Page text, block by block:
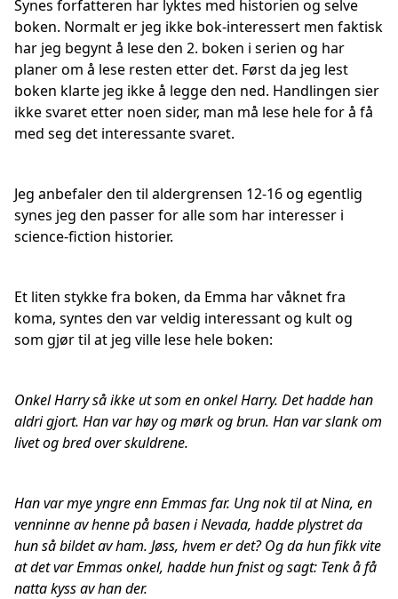
Synes forfatteren har lyktes med historien og selve
boken. Normalt er jeg ikke bok-interessert men faktisk
har jeg begynt å lese den 2. boken i serien og har
planer om å lese resten etter det. Først da jeg lest
boken klarte jeg ikke å legge den ned. Handlingen sier
ikke svaret etter noen sider, man må lese hele for å få
med seg det interessante svaret.
Jeg anbefaler den til aldergrensen 12-16 og egentlig
synes jeg den passer for alle som har interesser i
science-fiction historier.
Et liten stykke fra boken, da Emma har våknet fra
koma, syntes den var veldig interessant og kult og
som gjør til at jeg ville lese hele boken:
Onkel Harry så ikke ut som en onkel Harry. Det hadde han
aldri gjort. Han var høy og mørk og brun. Han var slank om
livet og bred over skuldrene.
Han var mye yngre enn Emmas far. Ung nok til at Nina, en
venninne av henne på basen i Nevada, hadde plystret da
hun så bildet av ham. Jøss, hvem er det? Og da hun fikk vite
at det var Emmas onkel, hadde hun fnist og sagt: Tenk å få
natta kyss av han der.